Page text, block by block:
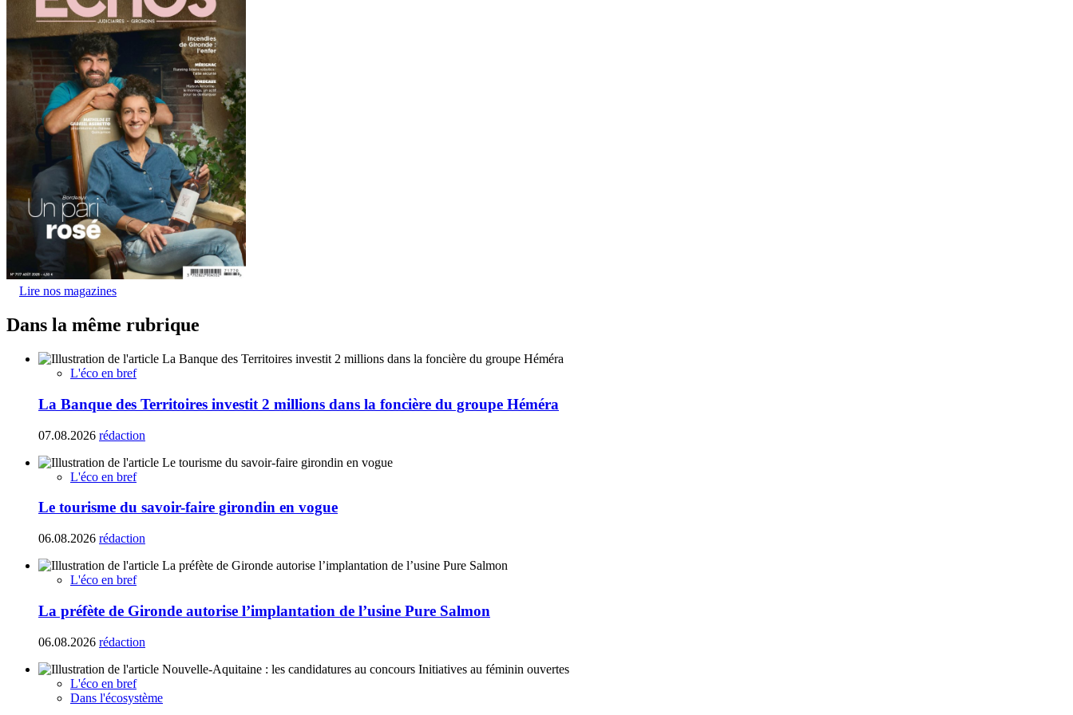
Lire nos magazines
Dans la même rubrique
L'éco en bref
La Banque des Territoires investit 2 millions dans la foncière du groupe Héméra
07.08.2026 rédaction
L'éco en bref
Le tourisme du savoir-faire girondin en vogue
06.08.2026 rédaction
L'éco en bref
La préfète de Gironde autorise l’implantation de l’usine Pure Salmon
06.08.2026 rédaction
L'éco en bref
Dans l'écosystème